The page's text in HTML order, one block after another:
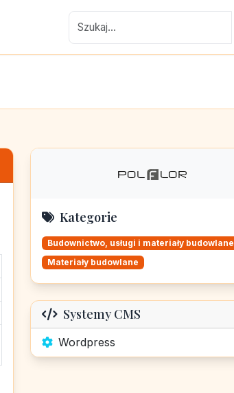
Kategorie
Budownictwo, usługi i materiały budowlane
Materiały budowlane
Systemy CMS
Wordpress